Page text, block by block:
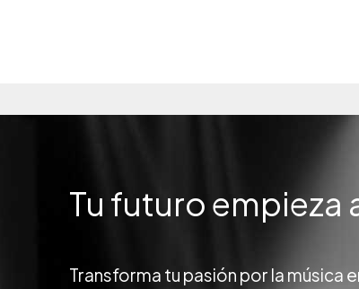
Tu futuro empieza
Transforma tu pasión por la música